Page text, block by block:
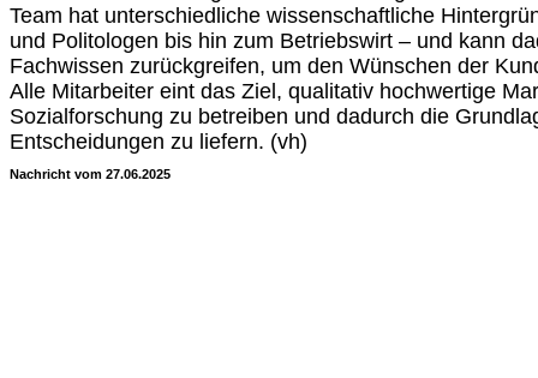
Team hat unterschiedliche wissenschaftliche
und Politologen bis hin zum Betriebswirt – und kann
Fachwissen zurückgreifen, um den Wünschen der
Alle Mitarbeiter eint das Ziel, qualitativ hochwertige
Sozialforschung zu betreiben und dadurch die
Entscheidungen zu liefern. (vh)
Nachricht vom 27.06.2025